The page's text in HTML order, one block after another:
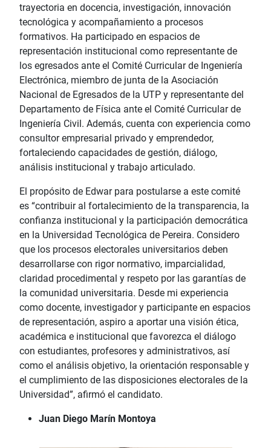
trayectoria en docencia, investigación, innovación
tecnológica y acompañamiento a procesos
formativos. Ha participado en espacios de
representación institucional como representante de
los egresados ante el Comité Curricular de Ingeniería
Electrónica, miembro de junta de la Asociación
Nacional de Egresados de la UTP y representante del
Departamento de Física ante el Comité Curricular de
Ingeniería Civil. Además, cuenta con experiencia como
consultor empresarial privado y emprendedor,
fortaleciendo capacidades de gestión, diálogo,
análisis institucional y trabajo articulado.
El propósito de Edwar para postularse a este comité
es “contribuir al fortalecimiento de la transparencia, la
confianza institucional y la participación democrática
en la Universidad Tecnológica de Pereira. Considero
que los procesos electorales universitarios deben
desarrollarse con rigor normativo, imparcialidad,
claridad procedimental y respeto por las garantías de
la comunidad universitaria. Desde mi experiencia
como docente, investigador y participante en espacios
de representación, aspiro a aportar una visión ética,
académica e institucional que favorezca el diálogo
con estudiantes, profesores y administrativos, así
como el análisis objetivo, la orientación responsable y
el cumplimiento de las disposiciones electorales de la
Universidad”, afirmó el candidato.
Juan Diego Marín Montoya